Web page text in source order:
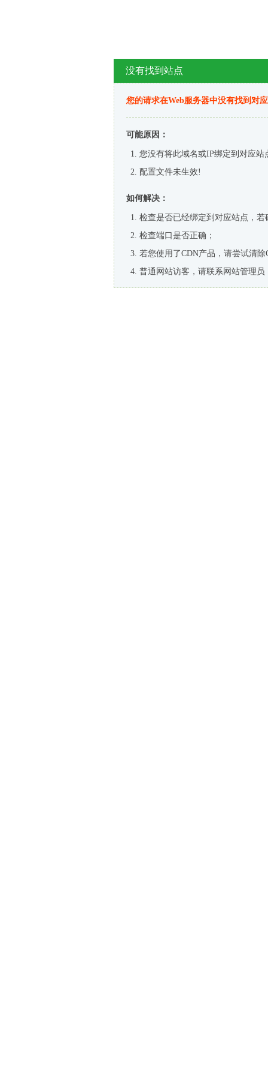
没有找到站点
您的请求在Web服务器中没有找到对
可能原因：
您没有将此域名或IP绑定到对应站
配置文件未生效!
如何解决：
检查是否已经绑定到对应站点，
检查端口是否正确；
若您使用了CDN产品，请尝试清除
普通网站访客，请联系网站管理员